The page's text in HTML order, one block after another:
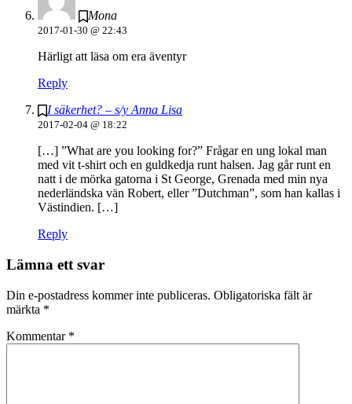
Mona
2017-01-30 @ 22:43
Härligt att läsa om era äventyr
Reply
I säkerhet? – s/y Anna Lisa
2017-02-04 @ 18:22
[…] ”What are you looking for?” Frågar en ung lokal man
med vit t-shirt och en guldkedja runt halsen. Jag går runt en
natt i de mörka gatorna i St George, Grenada med min nya
nederländska vän Robert, eller ”Dutchman”, som han kallas i
Västindien. […]
Reply
Lämna ett svar
Din e-postadress kommer inte publiceras. Obligatoriska fält är
märkta *
Kommentar *